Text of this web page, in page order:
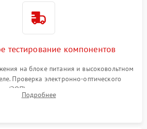
тестирование компонентов
на блоке питания и высоковольтном
Проверка электронно-оптического
(ЭОП) на стенде на предмет эмиссии,
Диагностика микросхем цифровых
Подробнее